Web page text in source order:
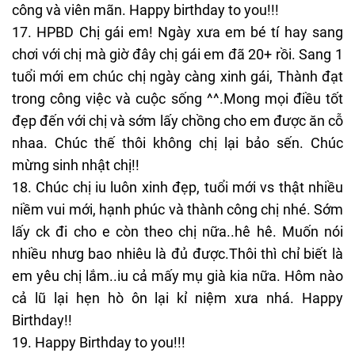
công và viên mãn. Happy birthday to you!!!
17. HPBD Chị gái em! Ngày xưa em bé tí hay sang
chơi với chị mà giờ đây chị gái em đã 20+ rồi. Sang 1
tuổi mới em chúc chị ngày càng xinh gái, Thành đạt
trong công việc và cuộc sống ^^.Mong mọi điều tốt
đẹp đến với chị và sớm lấy chồng cho em được ăn cỗ
nhaa. Chúc thế thôi không chị lại bảo sến. Chúc
mừng sinh nhật chị!!
18. Chúc chị iu luôn xinh đẹp, tuổi mới vs thật nhiều
niềm vui mới, hạnh phúc và thành công chị nhé. Sớm
lấy ck đi cho e còn theo chị nữa..hê hê. Muốn nói
nhiều nhưg bao nhiêu là đủ được.Thôi thì chỉ biết là
em yêu chị lắm..iu cả mấy mụ già kia nữa. Hôm nào
cả lũ lại hẹn hò ôn lại kỉ niệm xưa nhá. Happy
Birthday!!
19. Happy Birthday to you!!!